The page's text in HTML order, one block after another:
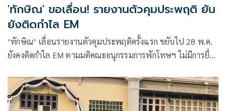
'ทักษิณ' ขอเลื่อน! รายงานตัวคุมประพฤติ ยัน
ยังติดกำไล EM
‘ทักษิณ’ เลื่อนรายงานตัวคุมประพฤติครั้งแรก ขยับไป 28 พ.ค.
ยังคงติดกำไล EM ตามมติคณะอนุกรรมการพักโทษฯ ไม่มีการยื่น